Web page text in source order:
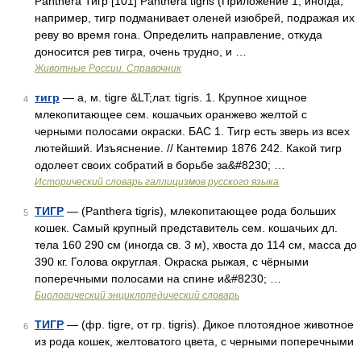
например, тигр подманивает оленей изюбрей, подражая их
реву во время гона. Определить направление, откуда
доносится рев тигра, очень трудно, и …
Животные России. Справочник
4 тигр — а, м. tigre &LT;лат. tigris. 1. Крупное хищное
млекопитающее сем. кошачьих оранжево желтой с
черными полосами окраски. БАС 1. Тигр есть зверь из всех
лютейший. Изъяснение. // Кантемир 1876 242. Какой тигр
одолеет своих собратий в борьбе за&#8230; …
Исторический словарь галлицизмов русского языка
5 ТИГР — (Panthera tigris), млекопитающее рода больших
кошек. Самый крупный представитель сем. кошачьих дл.
тела 160 290 см (иногда св. 3 м), хвоста до 114 см, масса до
390 кг. Голова округлая. Окраска рыжая, с чёрными
поперечными полосами на спине и&#8230; …
Биологический энциклопедический словарь
6 ТИГР — (фр. tigre, от гр. tigris). Дикое плотоядное животное
из рода кошек, желтоватого цвета, с черными поперечными